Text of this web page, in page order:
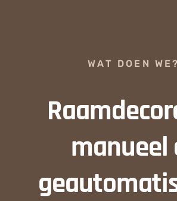
WAT DOEN WE?
manueel